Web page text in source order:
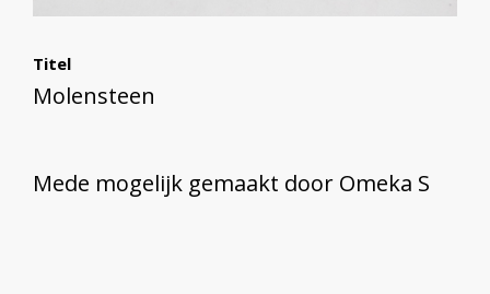
Titel
Molensteen
Mede mogelijk gemaakt door Omeka S